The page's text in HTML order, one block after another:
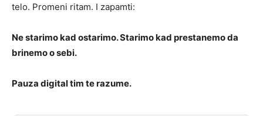
telo. Promeni ritam. I zapamti:
Ne starimo kad ostarimo. Starimo kad prestanemo da
brinemo o sebi.
Pauza digital tim te razume.